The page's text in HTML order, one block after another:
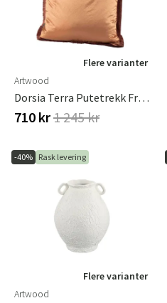
Flere varianter
Artwood
Dorsia Terra Putetrekk Fringe 50 X 50 Artwood
710 kr1 245 kr
-40% Rask levering
Flere varianter
Artwood